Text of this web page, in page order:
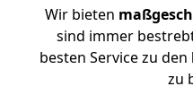
Wir bieten
sind immer
besten Service zu den
zu